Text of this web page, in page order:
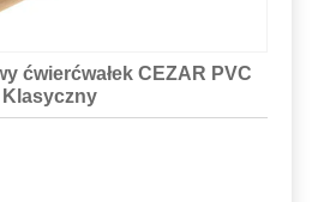
ćwierćwałek CEZAR PVC
Klasyczny